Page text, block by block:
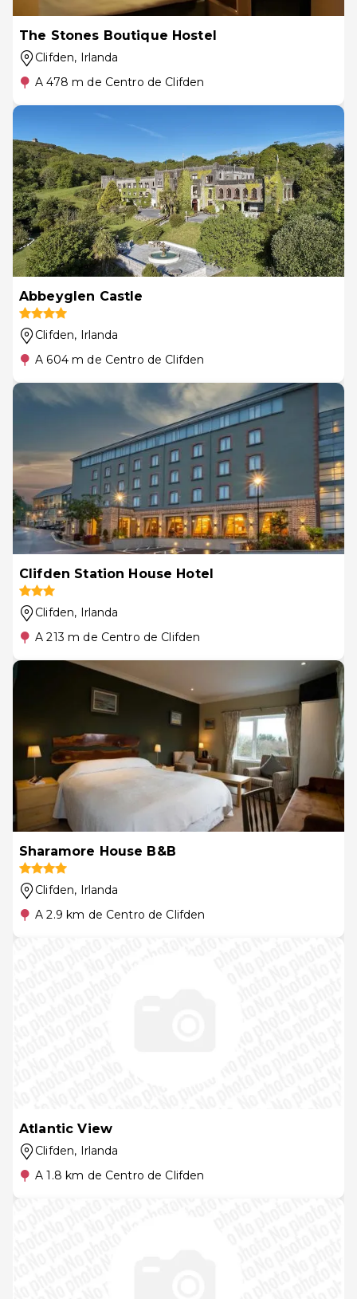
The Stones Boutique Hostel
Clifden, Irlanda
A 478 m de Centro de Clifden
Abbeyglen Castle
Clifden, Irlanda
A 604 m de Centro de Clifden
Clifden Station House Hotel
Clifden, Irlanda
A 213 m de Centro de Clifden
Sharamore House B&B
Clifden, Irlanda
A 2.9 km de Centro de Clifden
Atlantic View
Clifden, Irlanda
A 1.8 km de Centro de Clifden